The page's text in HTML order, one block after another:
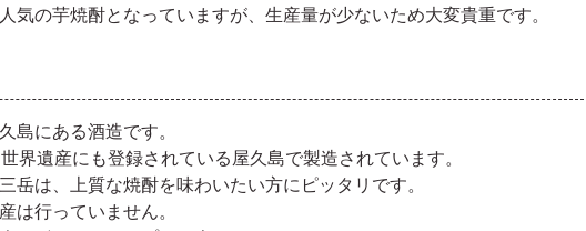
気の芋焼酎となっていますが、生産量が少ないため大変貴重です。
島にある酒造です。
界遺産にも登録されている屋久島で製造されています。
岳は、上質な焼酎を味わいたい方にピッタリです。
は行っていません。